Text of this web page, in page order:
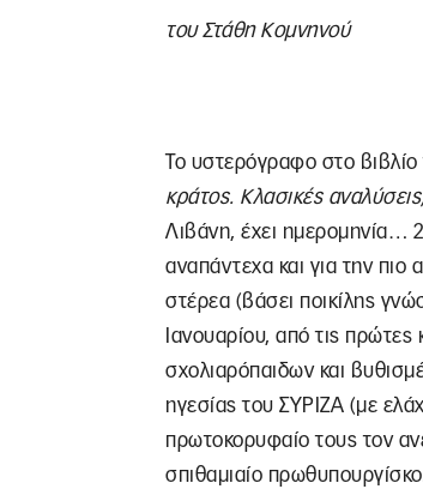
του Στάθη Κομνηνού
Το υστερόγραφο στο
κράτος. Κλασικές
Λιβάνη, έχει ημερομηνία…
αναπάντεχα και για την
στέρεα (βάσει ποικίλης
Ιανουαρίου, από τις
σχολιαρόπαιδων και
ηγεσίας του ΣΥΡΙΖΑ (με
πρωτοκορυφαίο τους τον
σπιθαμιαίο